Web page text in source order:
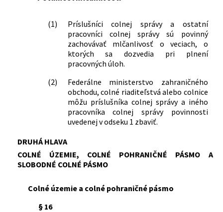
(1)
Príslušníci colnej správy a ostatní
pracovníci colnej správy sú povinný
zachovávať mlčanlivosť o veciach, o
ktorých sa dozvedia pri plnení
pracovných úloh.
(2)
Federálne ministerstvo zahraničného
obchodu, colné riaditeľstvá alebo colnice
môžu príslušníka colnej správy a iného
pracovníka colnej správy povinnosti
uvedenej v odseku 1 zbaviť.
DRUHÁ HLAVA
COLNÉ ÚZEMIE, COLNÉ POHRANIČNÉ PÁSMO A
SLOBODNÉ COLNÉ PÁSMO
Colné územie a colné pohraničné pásmo
§ 16